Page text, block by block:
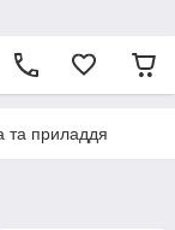
та приладдя